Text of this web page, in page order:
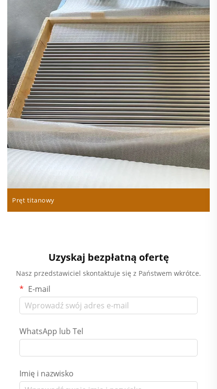
Pręt titanowy
Uzyskaj bezpłatną ofertę
Nasz przedstawiciel skontaktuje się z Państwem wkrótce.
E-mail
WhatsApp lub Tel
Imię i nazwisko